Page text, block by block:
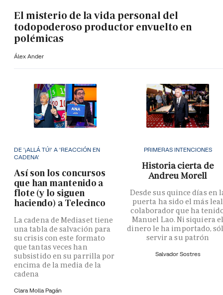
El misterio de la vida personal del
todopoderoso productor envuelto en
polémicas
Álex Ander
DE '¡ALLÁ TÚ!' A 'REACCIÓN EN
CADENA'
Así son los concursos
que han mantenido a
flote (y lo siguen
haciendo) a Telecinco
La cadena de Mediaset tiene
una tabla de salvación para
su crisis con este formato
que tantas veces han
subsistido en su parrilla por
encima de la media de la
cadena
Clara Molla Pagán
PRIMERAS INTENCIONES
Historia cierta de
Andreu Morell
Desde sus quince días en
puerta ha sido el más leal
colaborador que ha
Manuel Lao. Ni siquiera
dinero le ha importado,
servir a su patrón
Salvador Sostres